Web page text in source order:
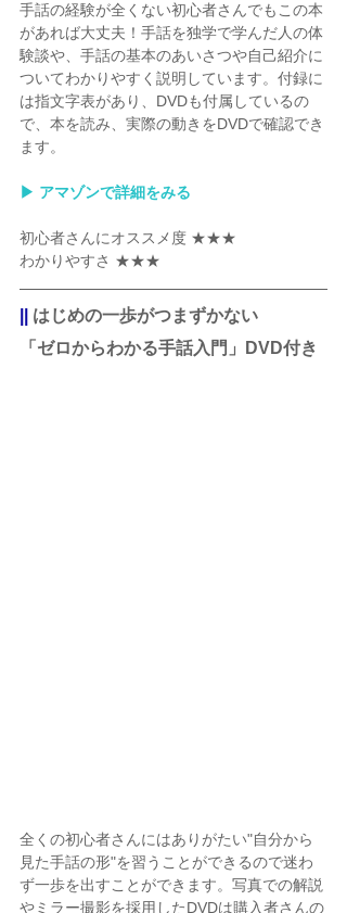
手話の経験が全くない初心者さんでもこの本
があれば大丈夫！手話を独学で学んだ人の体
験談や、手話の基本のあいさつや自己紹介に
ついてわかりやすく説明しています。付録に
は指文字表があり、DVDも付属しているの
で、本を読み、実際の動きをDVDで確認でき
ます。
▶︎ アマゾンで詳細をみる
初心者さんにオススメ度 ★★★
わかりやすさ ★★★
はじめの一歩がつまずかない
「ゼロからわかる手話入門」DVD付き
全くの初心者さんにはありがたい"自分から
見た手話の形"を習うことができるので迷わ
ず一歩を出すことができます。写真での解説
やミラー撮影を採用したDVDは購入者さんの